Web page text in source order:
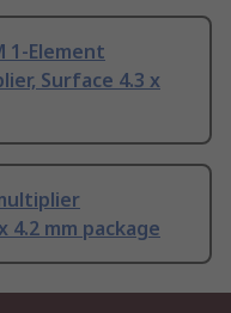
1-Element
Surface 4.3 x
4.2 mm package